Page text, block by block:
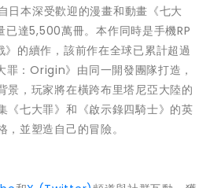
日本深受歡迎的漫畫和動畫《七大
已達5,500萬冊。本作同時是手機RP
的續作，該前作在全球已累計超過
：Origin》由同一開發團隊打造，
景，玩家將在橫跨布里塔尼亞大陸的
《七大罪》和《啟示錄四騎士》的英
並塑造自己的冒險。